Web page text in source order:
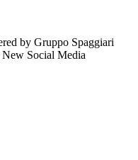
by Gruppo Spaggiari
Social Media